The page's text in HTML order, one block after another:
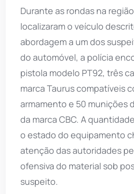
Durante as rondas na
localizaram o veículo
abordagem a um dos
do automóvel, a polícia
pistola modelo PT92, três
marca Taurus compatíveis
armamento e 50 munições
da marca CBC. A
o estado do equipamento
atenção das autoridades
ofensiva do material sob
suspeito.